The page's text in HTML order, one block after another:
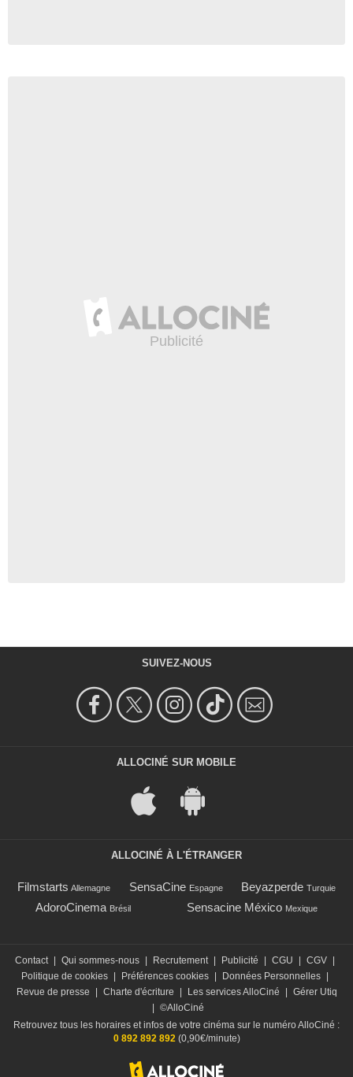
SUIVEZ-NOUS
ALLOCINÉ SUR MOBILE
ALLOCINÉ À L'ÉTRANGER
Filmstarts Allemagne SensaCine Espagne Beyazperde Turquie
AdoroCinema Brésil Sensacine México Mexique
Contact Qui sommes-nous Recrutement Publicité CGU CGV
Politique de cookies
Préférences cookies Données Personnelles
Revue de presse
Charte d'écriture Les services AlloCiné
Gérer Utiq
©AlloCiné
Retrouvez tous les horaires et infos de votre cinéma sur le numéro AlloCiné :
0 892 892 892(0,90€/minute)